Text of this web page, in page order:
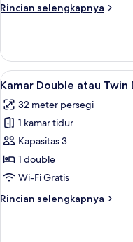
Superior
Rincian selengkapnya
Rincian
Kamar
Double
atau
Superior
Lihat
semua
foto
untuk
Kamar
Double
atau
Deluks
7
Kamar Double atau Twin
32 meter persegi
1 kamar tidur
Kapasitas 3
1 double
Wi-Fi Gratis
Rincian selengkapnya
Rincian